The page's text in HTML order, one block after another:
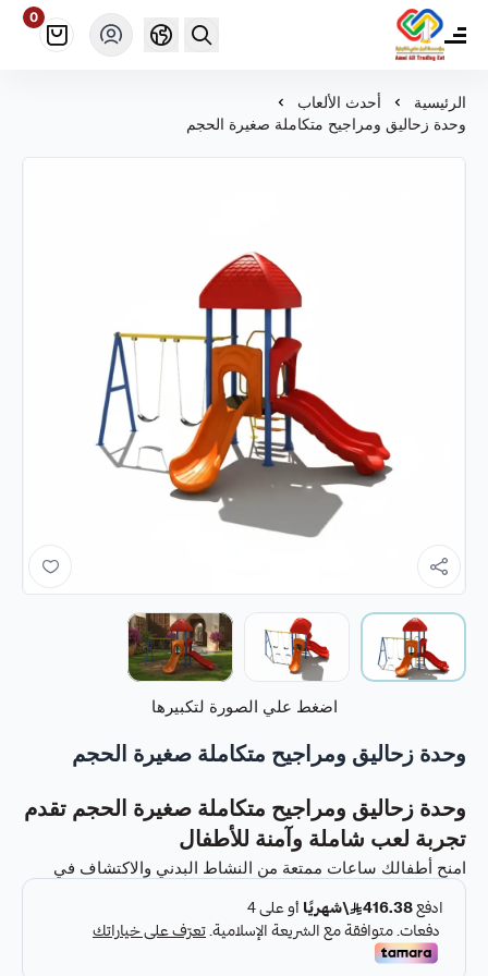
مؤسسة أمل علي ألعاب للتجارة
0
الرئيسية
أحدث الألعاب
وحدة زحاليق ومراجيح متكاملة صغيرة الحجم
اضغط علي الصورة لتكبيرها
وحدة زحاليق ومراجيح متكاملة صغيرة الحجم
وحدة زحاليق ومراجيح متكاملة صغيرة الحجم تقدم
تجربة لعب شاملة وآمنة للأطفال
امنح أطفالك ساعات ممتعة من النشاط البدني والاكتشاف في
الحديقة مع
وحدة زحاليق ومراجيح متكاملة صغيرة الحجم
هذه الوحدة لتوفير بيئة لعب ممتعة وآمنة تجمع بين الزحاليق
والمراجيح المختلفة، مع تعزيز المهارات الحركية، التوازن، والتفاعل